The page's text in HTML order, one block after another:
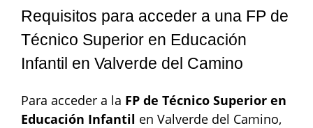
Requisitos para acceder a una FP de
Técnico Superior en Educación
Infantil en Valverde del Camino
Para acceder a la FP de Técnico Superior en
Educación Infantil en Valverde del Camino,